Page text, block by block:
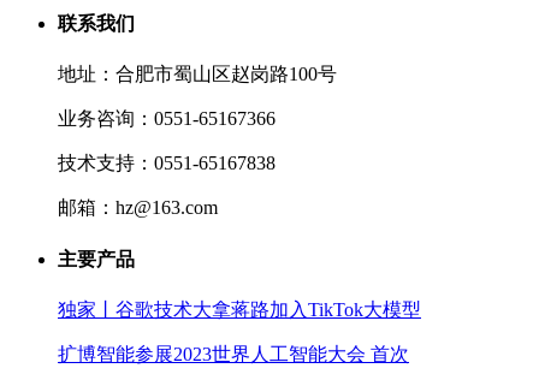
联系我们
地址：合肥市蜀山区赵岗路100号
业务咨询：0551-65167366
技术支持：0551-65167838
邮箱：hz@163.com
主要产品
独家丨谷歌技术大拿蒋路加入TikTok大模型
扩博智能参展2023世界人工智能大会 首次